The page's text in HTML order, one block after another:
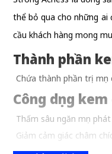
thể bỏ qua cho những ai
cầu khách hàng mong
Thành phần
Chứa thành phần trị
Công dụng
Thấm sâu ngăn mụn
Giảm cảm giác châm